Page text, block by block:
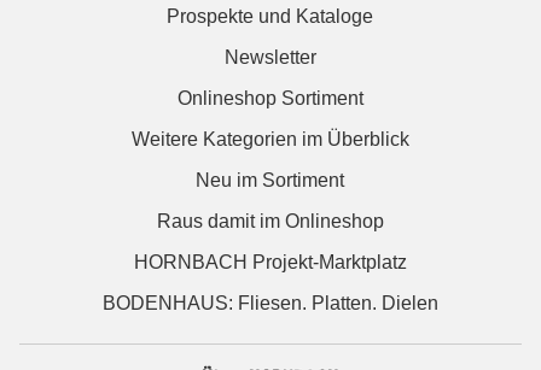
Prospekte und Kataloge
Newsletter
Onlineshop Sortiment
Weitere Kategorien im Überblick
Neu im Sortiment
Raus damit im Onlineshop
HORNBACH Projekt-Marktplatz
BODENHAUS: Fliesen. Platten. Dielen